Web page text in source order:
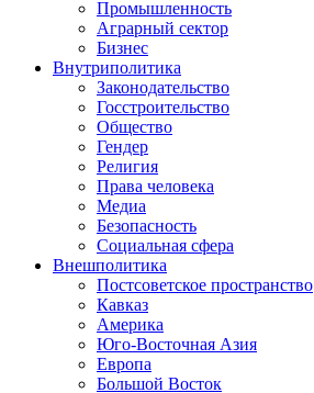
Промышленность
Аграрный сектор
Бизнес
Внутриполитика
Законодательство
Госстроительство
Общество
Гендер
Религия
Права человека
Медиа
Безопасность
Социальная сфера
Внешполитика
Постсоветское пространство
Кавказ
Америка
Юго-Восточная Азия
Европа
Большой Восток